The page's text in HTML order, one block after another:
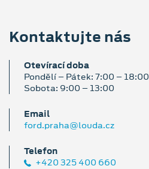
Kontaktujte nás
Otevírací doba
Pondělí – Pátek: 7:00 – 18:00
Sobota: 9:00 – 13:00
Email
ford.praha@louda.cz
Telefon
+420 325 400 660